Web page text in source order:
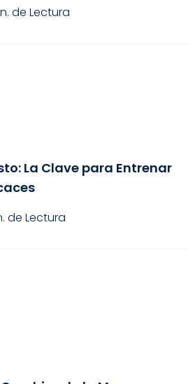
de Lectura
La Clave para Entrenar
de Lectura